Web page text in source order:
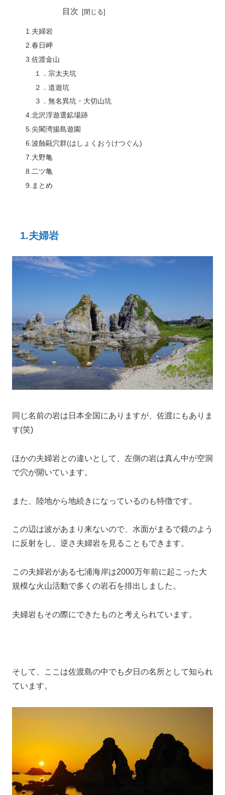
目次
1.夫婦岩
2.春日岬
3.佐渡金山
１．宗太夫坑
２．道遊坑
３．無名異坑・大切山坑
4.北沢浮遊選鉱場跡
5.尖閣湾揚島遊園
6.波蝕甌穴群(はしょくおうけつぐん)
7.大野亀
8.二ツ亀
9.まとめ
1.夫婦岩
同じ名前の岩は日本全国にありますが、佐渡にもありま
す(笑)
ほかの夫婦岩との違いとして、左側の岩は真ん中が空洞
で穴が開いています。
また、陸地から地続きになっているのも特徴です。
この辺は波があまり来ないので、水面がまるで鏡のよう
に反射をし、逆さ夫婦岩を見ることもできます。
この夫婦岩がある七浦海岸は2000万年前に起こった大
規模な火山活動で多くの岩石を排出しました。
夫婦岩もその際にできたものと考えられています。
そして、ここは佐渡島の中でも夕日の名所として知られ
ています。